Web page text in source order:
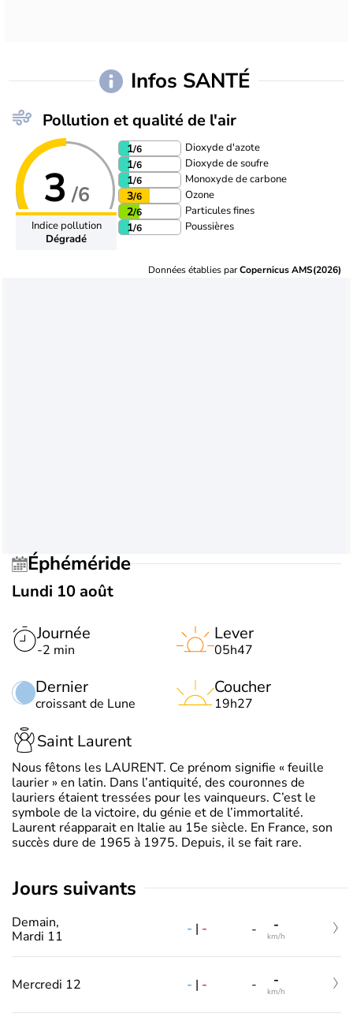
Infos SANTÉ
Pollution et qualité de l'air
3 /6
Indice pollution
Dégradé
1/6 Dioxyde d'azote
1/6 Dioxyde de soufre
1/6 Monoxyde de carbone
3/6 Ozone
2/6 Particules fines
1/6 Poussières
Données établies parCopernicus AMS(2026)
Éphéméride
Lundi 10 août
Journée
-2 min
Dernier
croissant de Lune
Lever
05h47
Coucher
19h27
Saint Laurent
Nous fêtons les LAURENT. Ce prénom signifie « feuille
laurier » en latin. Dans l’antiquité, des couronnes de
lauriers étaient tressées pour les vainqueurs. C’est le
symbole de la victoire, du génie et de l’immortalité.
Laurent réapparait en Italie au 15e siècle. En France, son
succès dure de 1965 à 1975. Depuis, il se fait rare.
jours suivants
Demain,
Mardi 11
- | - - -
km/h
Mercredi 12 - | - - -
km/h